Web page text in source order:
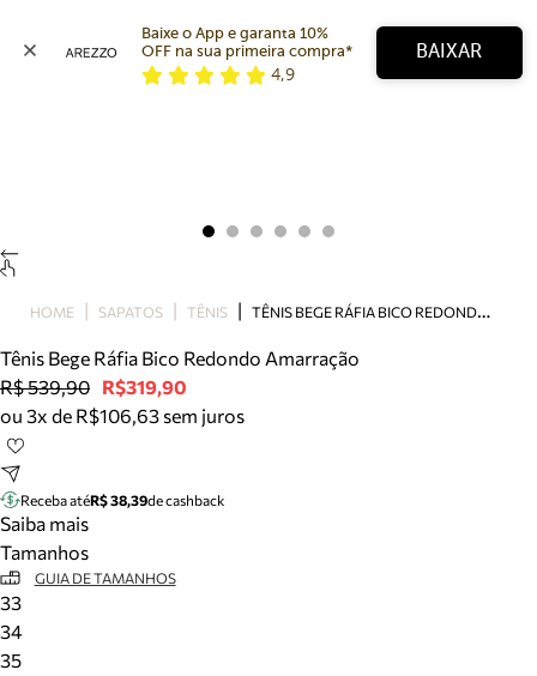
Bolsa
Tamanco
Tênis
Mule
Tire dúvidas sobre pedidos, devoluções e mais.
Meus pedidos
Acompanhe seus pedidos e solicite devoluções.
Baixe o App e garanta 10%
OFF na sua primeira compra*
4,9
BAIXAR
HOME SAPATOS TÊNIS T
ÊNIS BEGE RÁFIA BICO REDONDO AMARRAÇÃO
Tênis Bege Ráfia Bico Redondo Amarração
R$ 539,90 R$319,90
ou 3x de R$106,63 sem juros
Receba atéR$ 38,39de cashback
Saiba mais
Tamanhos
GUIA DE TAMANHOS
33
34
35